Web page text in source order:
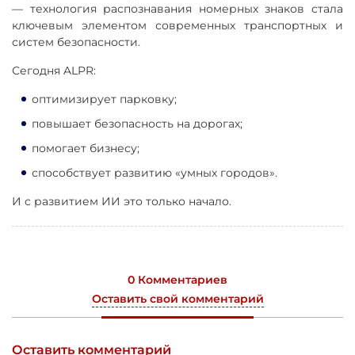
— технология распознавания номерных знаков стала
ключевым элементом современных транспортных и
систем безопасности.
Сегодня ALPR:
оптимизирует парковку;
повышает безопасность на дорогах;
помогает бизнесу;
способствует развитию «умных городов».
И с развитием ИИ это только начало.
0 Комментариев
Оставить свой комментарий
Оставить комментарий